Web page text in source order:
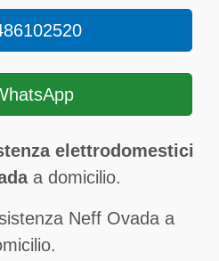
elettrodomestici
a domicilio.
Neff Ovada a